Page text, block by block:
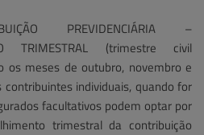
PREVIDENCIÁRIA –
TRIMESTRAL (trimestre civil
os meses de outubro, novembro e
contribuintes individuais, quando for
facultativos podem optar por
trimestral da contribuição